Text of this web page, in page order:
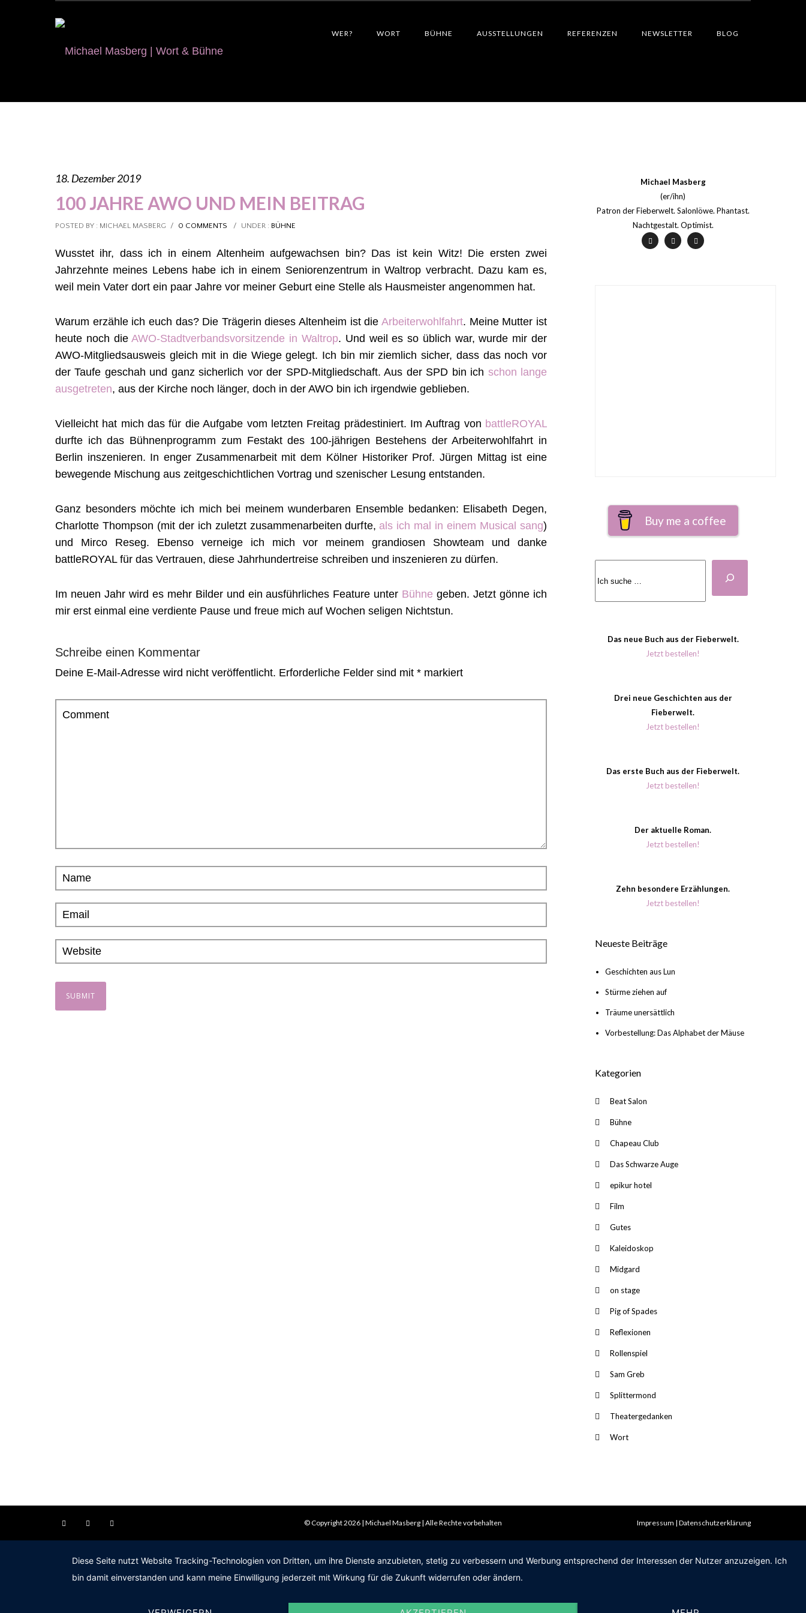
WER? WORT BÜHNE AUSSTELLUNGEN REFERENZEN NEWSLETTER BLOG
18. Dezember 2019
100 JAHRE AWO UND MEIN BEITRAG
POSTED BY : MICHAEL MASBERG / 0 COMMENTS / UNDER : BÜHNE
Wusstet ihr, dass ich in einem Altenheim aufgewachsen bin? Das ist kein Witz! Die ersten zwei
Jahrzehnte meines Lebens habe ich in einem Seniorenzentrum in Waltrop verbracht. Dazu kam es,
weil mein Vater dort ein paar Jahre vor meiner Geburt eine Stelle als Hausmeister angenommen hat.
Warum erzähle ich euch das? Die Trägerin dieses Altenheim ist dieArbeiterwohlfahrt. Meine Mutter ist
heute noch dieAWO-Stadtverbandsvorsitzende in Waltrop. Und weil es so üblich war, wurde mir der
AWO-Mitgliedsausweis gleich mit in die Wiege gelegt. Ich bin mir ziemlich sicher, dass das noch vor
der Taufe geschah und ganz sicherlich vor der SPD-Mitgliedschaft. Aus der SPD bin ich schon lange
ausgetreten, aus der Kirche noch länger, doch in der AWO bin ich irgendwie geblieben.
Vielleicht hat mich das für die Aufgabe vom letzten Freitag prädestiniert. Im Auftrag von battleROYAL
durfte ich das Bühnenprogramm zum Festakt des 100-jährigen Bestehens der Arbeiterwohlfahrt in
Berlin inszenieren. In enger Zusammenarbeit mit dem Kölner Historiker Prof. Jürgen Mittag ist eine
bewegende Mischung aus zeitgeschichtlichen Vortrag und szenischer Lesung entstanden.
Ganz besonders möchte ich mich bei meinem wunderbaren Ensemble bedanken: Elisabeth Degen,
Charlotte Thompson (mit der ich zuletzt zusammenarbeiten durfte, als ich mal in einem Musical sang)
und Mirco Reseg. Ebenso verneige ich mich vor meinem grandiosen Showteam und danke
battleROYAL für das Vertrauen, diese Jahrhundertreise schreiben und inszenieren zu dürfen.
Im neuen Jahr wird es mehr Bilder und ein ausführliches Feature unter Bühne geben. Jetzt gönne ich
mir erst einmal eine verdiente Pause und freue mich auf Wochen seligen Nichtstun.
Schreibe einen Kommentar
Deine E-Mail-Adresse wird nicht veröffentlicht. Erforderliche Felder sind mit * markiert
Michael Masberg
(er/ihn)
Patron der Fieberwelt. Salonlöwe. Phantast.
Nachtgestalt. Optimist.
Buy me a coffee
Das neue Buch aus der Fieberwelt.
Jetzt bestellen!
Drei neue Geschichten aus der
Fieberwelt.
Jetzt bestellen!
Das erste Buch aus der Fieberwelt.
Jetzt bestellen!
Der aktuelle Roman.
Jetzt bestellen!
Zehn besondere Erzählungen.
Jetzt bestellen!
Neueste Beiträge
Geschichten aus Lun
Stürme ziehen auf
Träume unersättlich
Vorbestellung: Das Alphabet der Mäuse
Kategorien
Beat Salon
Bühne
Chapeau Club
Das Schwarze Auge
epikur hotel
Film
Gutes
Kaleidoskop
Midgard
on stage
Pig of Spades
Reflexionen
Rollenspiel
Sam Greb
Splittermond
Theatergedanken
Wort
© Copyright 2026 | Michael Masberg | Alle Rechte vorbehalten Impressum Datenschutzerklärung
Diese Seite nutzt Website Tracking-Technologien von Dritten, um ihre Dienste anzubieten, stetig zu verbessern und Werbung entsprechend der Interessen der Nutzer anzuzeigen. Ich
bin damit einverstanden und kann meine Einwilligung jederzeit mit Wirkung für die Zukunft widerrufen oder ändern.